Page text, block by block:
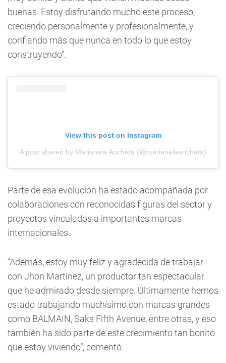
buenas. Estoy disfrutando mucho este proceso,
creciendo personalmente y profesionalmente, y
confiando más que nunca en todo lo que estoy
construyendo”.
View this post on Instagram
A post shared by Marianela Ancheta (@marianelaancheta)
Parte de esa evolución ha estado acompañada por
colaboraciones con reconocidas figuras del sector y
proyectos vinculados a importantes marcas
internacionales.
“Además, estoy muy feliz y agradecida de trabajar
con Jhon Martínez, un productor tan espectacular
que he admirado desde siempre. Últimamente hemos
estado trabajando muchísimo con marcas grandes
como BALMAIN, Saks Fifth Avenue, entre otras, y eso
también ha sido parte de este crecimiento tan bonito
que estoy viviendo”, comentó.